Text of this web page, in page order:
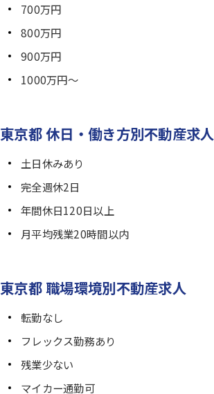
700万円
800万円
900万円
1000万円～
東京都 休日・働き方別不動産求人
土日休みあり
完全週休2日
年間休日120日以上
月平均残業20時間以内
東京都 職場環境別不動産求人
転勤なし
フレックス勤務あり
残業少ない
マイカー通勤可